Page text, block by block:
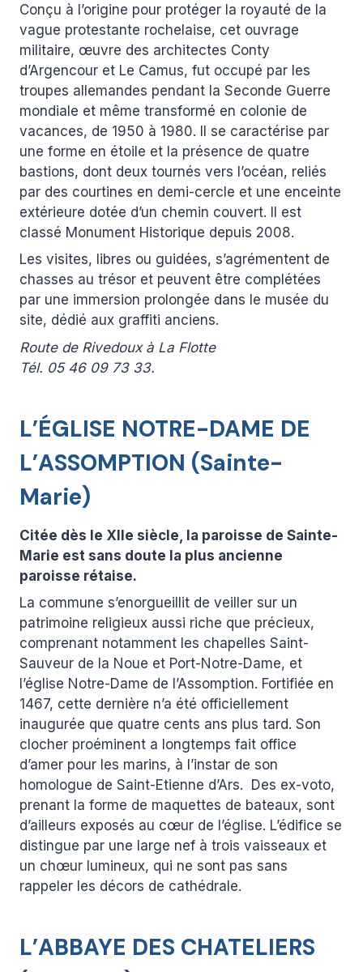
Conçu à l’origine pour protéger la royauté de la
vague protestante rochelaise, cet ouvrage
militaire, œuvre des architectes Conty
d’Argencour et Le Camus, fut occupé par les
troupes allemandes pendant la Seconde Guerre
mondiale et même transformé en colonie de
vacances, de 1950 à 1980. Il se caractérise par
une forme en étoile et la présence de quatre
bastions, dont deux tournés vers l’océan, reliés
par des courtines en demi-cercle et une enceinte
extérieure dotée d’un chemin couvert. Il est
classé Monument Historique depuis 2008.
Les visites, libres ou guidées, s’agrémentent de
chasses au trésor et peuvent être complétées
par une immersion prolongée dans le musée du
site, dédié aux graffiti anciens.
Route de Rivedoux à La Flotte
Tél. 05 46 09 73 33.
L’ÉGLISE NOTRE-DAME DE
L’ASSOMPTION (Sainte-
Marie)
Citée dès le XIIe siècle, la paroisse de Sainte-
Marie est sans doute la plus ancienne
paroisse rétaise.
La commune s’enorgueillit de veiller sur un
patrimoine religieux aussi riche que précieux,
comprenant notamment les chapelles Saint-
Sauveur de la Noue et Port-Notre-Dame, et
l’église Notre-Dame de l’Assomption. Fortifiée en
1467, cette dernière n’a été officiellement
inaugurée que quatre cents ans plus tard. Son
clocher proéminent a longtemps fait office
d’amer pour les marins, à l’instar de son
homologue de Saint-Etienne d’Ars. Des ex-voto,
prenant la forme de maquettes de bateaux, sont
d’ailleurs exposés au cœur de l’église. L’édifice se
distingue par une large nef à trois vaisseaux et
un chœur lumineux, qui ne sont pas sans
rappeler les décors de cathédrale.
L’ABBAYE DES CHATELIERS